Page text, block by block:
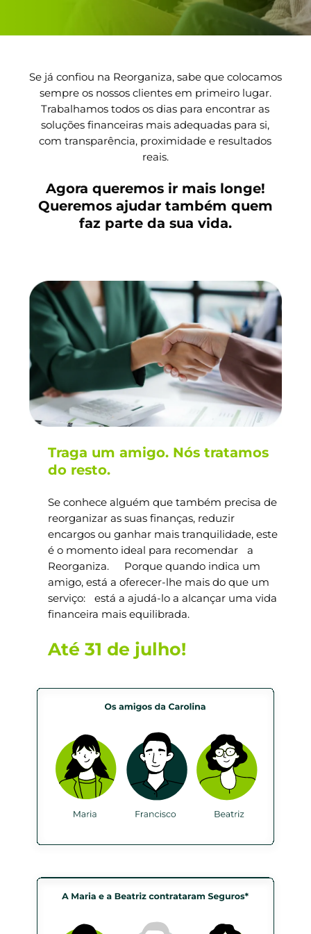
Se já confiou na Reorganiza, sabe que colocamos
sempre os nossos clientes em primeiro lugar.
Trabalhamos todos os dias para encontrar as
soluções financeiras mais adequadas para si,
com transparência, proximidade e resultados
reais.
Agora queremos ir mais longe!
Queremos ajudar também quem
faz parte da sua vida.
Traga um amigo. Nós tratamos
do resto.
Se conhece alguém que também precisa de
reorganizar as suas finanças, reduzir
encargos ou ganhar mais tranquilidade, este
é o momento ideal para recomendar a
Reorganiza. Porque quando indica um
amigo, está a oferecer-lhe mais do que um
serviço: está a ajudá-lo a alcançar uma vida
financeira mais equilibrada.
Até 31 de julho!